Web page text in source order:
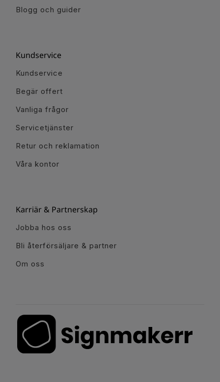
Blogg och guider
Kundservice
Kundservice
Begär offert
Vanliga frågor
Servicetjänster
Retur och reklamation
Våra kontor
Karriär & Partnerskap
Jobba hos oss
Bli återförsäljare & partner
Om oss